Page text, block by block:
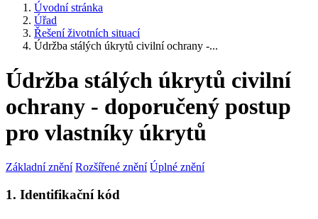
Úvodní stránka
Úřad
Řešení životních situací
Údržba stálých úkrytů civilní ochrany -...
Údržba stálých úkrytů civilní
ochrany - doporučený postup
pro vlastníky úkrytů
Základní znění Rozšířené znění Úplné znění
1. Identifikační kód